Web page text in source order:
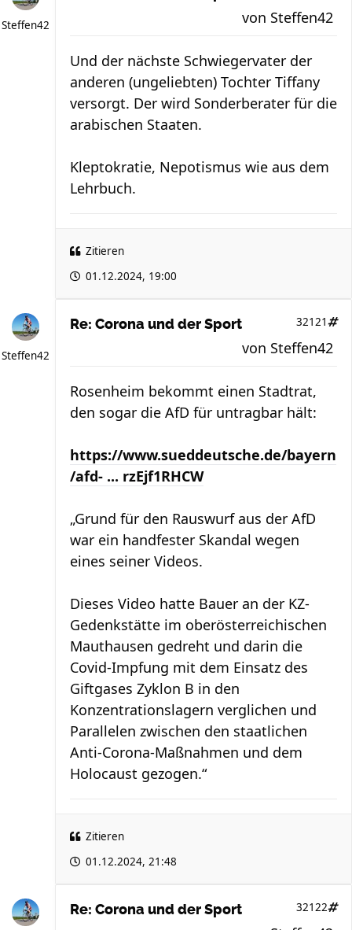
Steffen42 von Steffen42
Und der nächste Schwiegervater der
anderen (ungeliebten) Tochter Tiffany
versorgt. Der wird Sonderberater für die
arabischen Staaten.
Kleptokratie, Nepotismus wie aus dem
Lehrbuch.
Zitieren
01.12.2024, 19:00
Steffen42
Re: Corona und der Sport 32121
von Steffen42
Rosenheim bekommt einen Stadtrat,
den sogar die AfD für untragbar hält:
https://www.sueddeutsche.de/bayern
/afd- ... rzEjf1RHCW
„Grund für den Rauswurf aus der AfD
war ein handfester Skandal wegen
eines seiner Videos.
Dieses Video hatte Bauer an der KZ-
Gedenkstätte im oberösterreichischen
Mauthausen gedreht und darin die
Covid-Impfung mit dem Einsatz des
Giftgases Zyklon B in den
Konzentrationslagern verglichen und
Parallelen zwischen den staatlichen
Anti-Corona-Maßnahmen und dem
Holocaust gezogen.“
Zitieren
01.12.2024, 21:48
Re: Corona und der Sport 32122